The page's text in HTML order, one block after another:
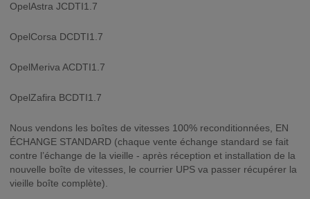
OpelAstra JCDTI1.7
OpelCorsa DCDTI1.7
OpelMeriva ACDTI1.7
OpelZafira BCDTI1.7
Nous vendons les boîtes de vitesses 100% reconditionnées, EN
ÉCHANGE STANDARD (chaque vente échange standard se fait
contre l’échange de la vieille - après réception et installation de la
nouvelle boîte de vitesses, le courrier UPS va passer récupérer la
vieille boîte complète).